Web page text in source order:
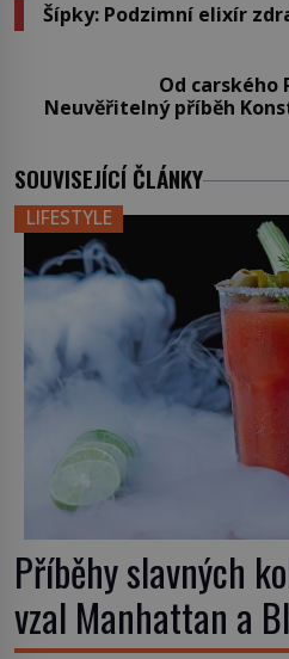
Šípky: Podzimní elixír
Od carského
Neuvěřitelný příběh
SOUVISEJÍCÍ ČLÁNKY
LIFESTYLE
Příběhy slavných
vzal Manhattan a